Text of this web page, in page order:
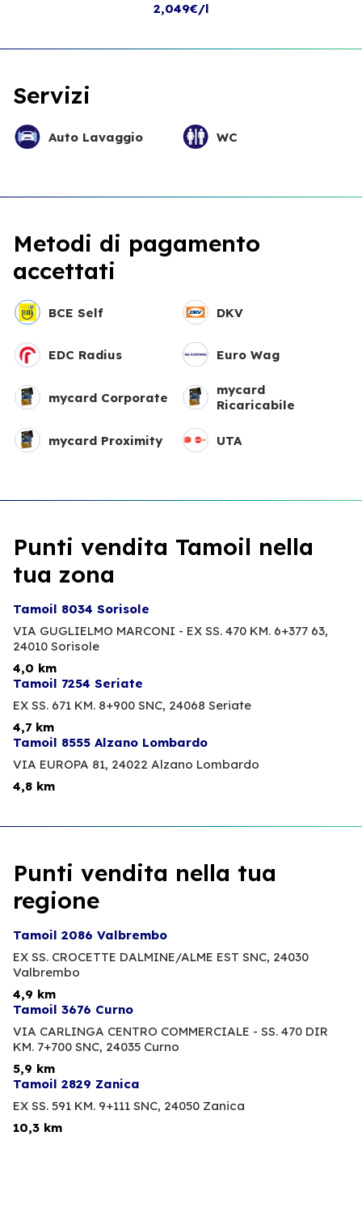
2,049€/l
Servizi
Auto Lavaggio WC
Metodi di pagamento
accettati
BCE Self DKV
EDC Radius Euro Wag
mycard Corporate
mycard
Ricaricabile
mycard Proximity UTA
Punti vendita Tamoil nella
tua zona
Tamoil 8034 Sorisole
VIA GUGLIELMO MARCONI - EX SS. 470 KM. 6+377 63,
24010 Sorisole
4,0 km
Tamoil 7254 Seriate
EX SS. 671 KM. 8+900 SNC, 24068 Seriate
4,7 km
Tamoil 8555 Alzano Lombardo
VIA EUROPA 81, 24022 Alzano Lombardo
4,8 km
Punti vendita nella tua
regione
Tamoil 2086 Valbrembo
EX SS. CROCETTE DALMINE/ALME EST SNC, 24030
Valbrembo
4,9 km
Tamoil 3676 Curno
VIA CARLINGA CENTRO COMMERCIALE - SS. 470 DIR
KM. 7+700 SNC, 24035 Curno
5,9 km
Tamoil 2829 Zanica
EX SS. 591 KM. 9+111 SNC, 24050 Zanica
10,3 km